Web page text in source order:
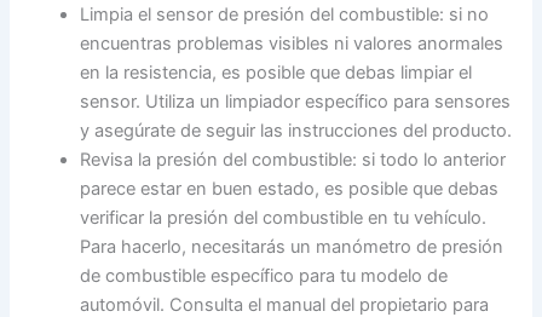
Limpia el sensor de presión del combustible: si no
encuentras problemas visibles ni valores anormales
en la resistencia, es posible que debas limpiar el
sensor. Utiliza un limpiador específico para sensores
y asegúrate de seguir las instrucciones del producto.
Revisa la presión del combustible: si todo lo anterior
parece estar en buen estado, es posible que debas
verificar la presión del combustible en tu vehículo.
Para hacerlo, necesitarás un manómetro de presión
de combustible específico para tu modelo de
automóvil. Consulta el manual del propietario para